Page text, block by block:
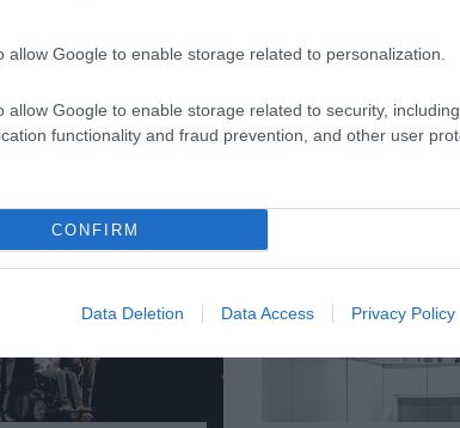
allow Google to enable storage related to personalization.
allow Google to enable storage related to security, including
functionality and fraud prevention, and other user
CONFIRM
Data Deletion Data Access Privacy Policy